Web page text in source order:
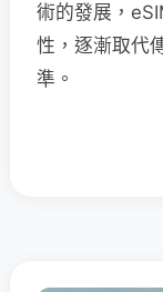
術的發展，
性，逐漸取代
準。